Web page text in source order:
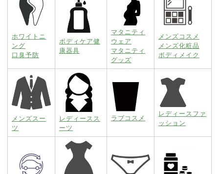
ホワイトニ
ング
口臭予防
ボディケア健
康器具
マタニティ
ウェア
マタニティ
グッズ
メンズコスメ
メンズ化粧品
ボディメイク
メンズスー
ツ
レディースス
ーツ
ラブコスメ
レディースファ
ッション